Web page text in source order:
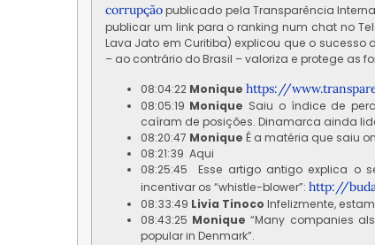
corrupçãopublicado pela Transparência
publicar um link para o ranking num chat no
Lava Jato em Curitiba) explicou que o
– ao contrário do Brasil – valoriza e protege as
08:04:22 Monique https://www.
08:05:19 Monique Saiu o índice de
caíram de posições. Dinamarca ainda
08:20:47 Monique É a matéria que saiu
08:21:39 Aqui
08:25:45 Esse artigo antigo explica o
incentivar os “whistle-blower”: http://
08:33:49 Livia Tinoco Infelizmente,
08:43:25 Monique “Many companies
popular in Denmark”.